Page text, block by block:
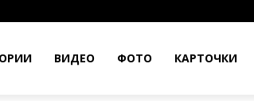
ВИДЕО ФОТО КАРТОЧКИ